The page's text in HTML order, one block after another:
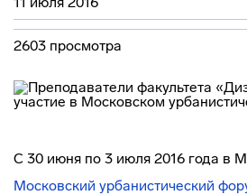
2603 просмотра
С 30 июня по 3 июля 2016 года в
Московский урбанистический